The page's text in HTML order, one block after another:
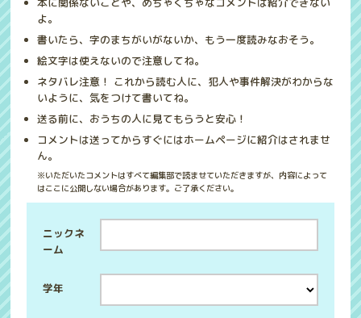
よ。
書いたら、字のまちがいがないか、もう一度読みなおそう。
絵文字は使えないので注意してね。
ネタバレ注意！ これから読む人に、犯人や事件解決がわからな
いように、気をつけて書いてね。
送る前に、おうちの人に見てもらうと安心！
コメントは送ってからすぐにはホームページに紹介はされませ
ん。
※いただいたコメントはすべて編集部で読ませていただきますが、内容によって
はここに公開しない場合があります。ご了承ください。
学年
ニックネ
ーム